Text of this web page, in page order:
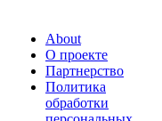
About
О проекте
Партнерство
Политика
обработки